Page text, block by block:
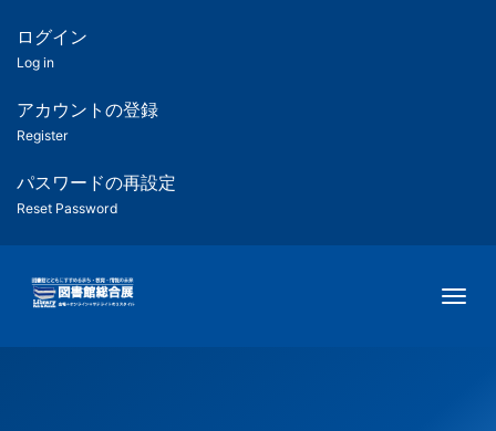
ツ
匿
名
ユ
ー
ー
用
メ
ログイン
Log in
アカウントの登録
Register
パスワードの再設定
Reset Password